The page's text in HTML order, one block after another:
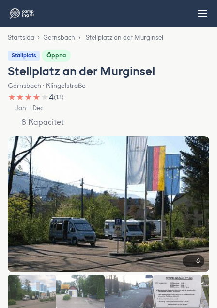
Startsida › Gernsbach › Stellplatz an der Murginsel
Ställplats Öppna
Stellplatz an der Murginsel
Gernsbach · Klingelstraße
★ ★ ★ ★ ★4(13)
Jan – Dec
8 Kapacitet
6